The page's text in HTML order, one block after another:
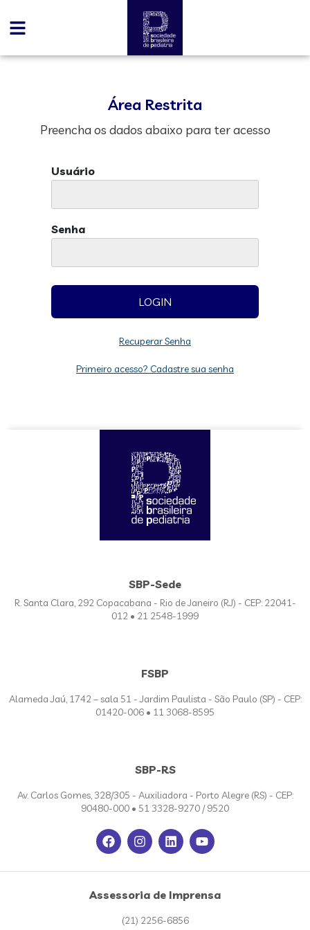
Área Restrita
Preencha os dados abaixo para ter acesso
Usuário
Senha
Recuperar Senha
Primeiro acesso? Cadastre sua senha
SBP-Sede
R. Santa Clara, 292 Copacabana - Rio de Janeiro (RJ) - CEP: 22041-
012 • 21 2548-1999
FSBP
Alameda Jaú, 1742 – sala 51 - Jardim Paulista - São Paulo (SP) - CEP:
01420-006 • 11 3068-8595
SBP-RS
Av. Carlos Gomes, 328/305 - Auxiliadora - Porto Alegre (RS) - CEP:
90480-000 • 51 3328-9270 / 9520
Assessoria de Imprensa
(21) 2256-6856